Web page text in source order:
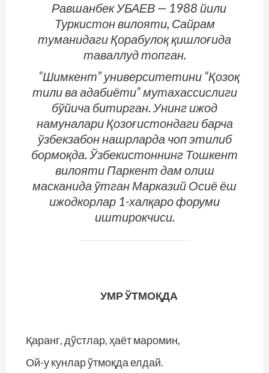
Равшанбек УБАЕВ — 1988 йили
Туркистон вилояти, Сайрам
туманидаги Қорабулоқ қишлоғида
таваллуд топган.
“Шимкент” университетини “Қозоқ
тили ва адабиёти” мутахассислиги
бўйича битирган. Унинг ижод
намуналари Қозоғистондаги барча
ўзбекзабон нашрларда чоп этилиб
бормоқда. Ўзбекистоннинг Тошкент
вилояти Паркент дам олиш
масканида ўтган Марказий Осиё ёш
ижодкорлар 1-халқаро форуми
иштирокчиси.
УМР ЎТМОҚДА
Қаранг, дўстлар, ҳаёт маромин,
Ой-у кунлар ўтмоқда елдай.